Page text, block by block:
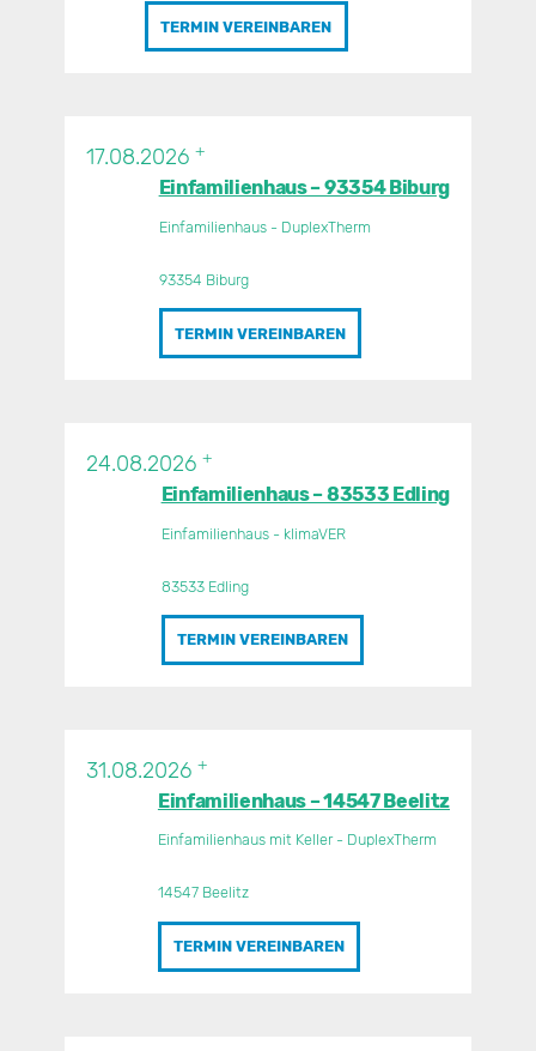
TERMIN VEREINBAREN
17.08.2026 +
Einfamilienhaus – 93354 Biburg
Einfamilienhaus - DuplexTherm
93354 Biburg
TERMIN VEREINBAREN
24.08.2026 +
Einfamilienhaus – 83533 Edling
Einfamilienhaus - klimaVER
83533 Edling
TERMIN VEREINBAREN
31.08.2026 +
Einfamilienhaus – 14547 Beelitz
Einfamilienhaus mit Keller - DuplexTherm
14547 Beelitz
TERMIN VEREINBAREN